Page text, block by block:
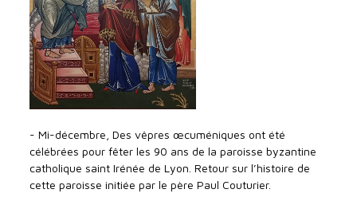
- Mi-décembre, Des vêpres œcuméniques ont été
célébrées pour fêter les 90 ans de la paroisse byzantine
catholique saint Irénée de Lyon. Retour sur l’histoire de
cette paroisse initiée par le père Paul Couturier.